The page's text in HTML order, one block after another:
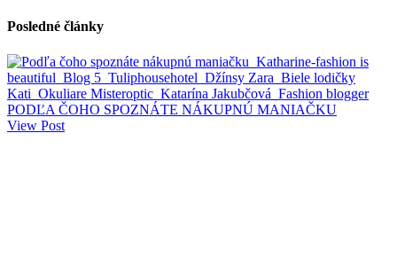
Posledné články
PODĽA ČOHO SPOZNÁTE NÁKUPNÚ MANIAČKU
View Post